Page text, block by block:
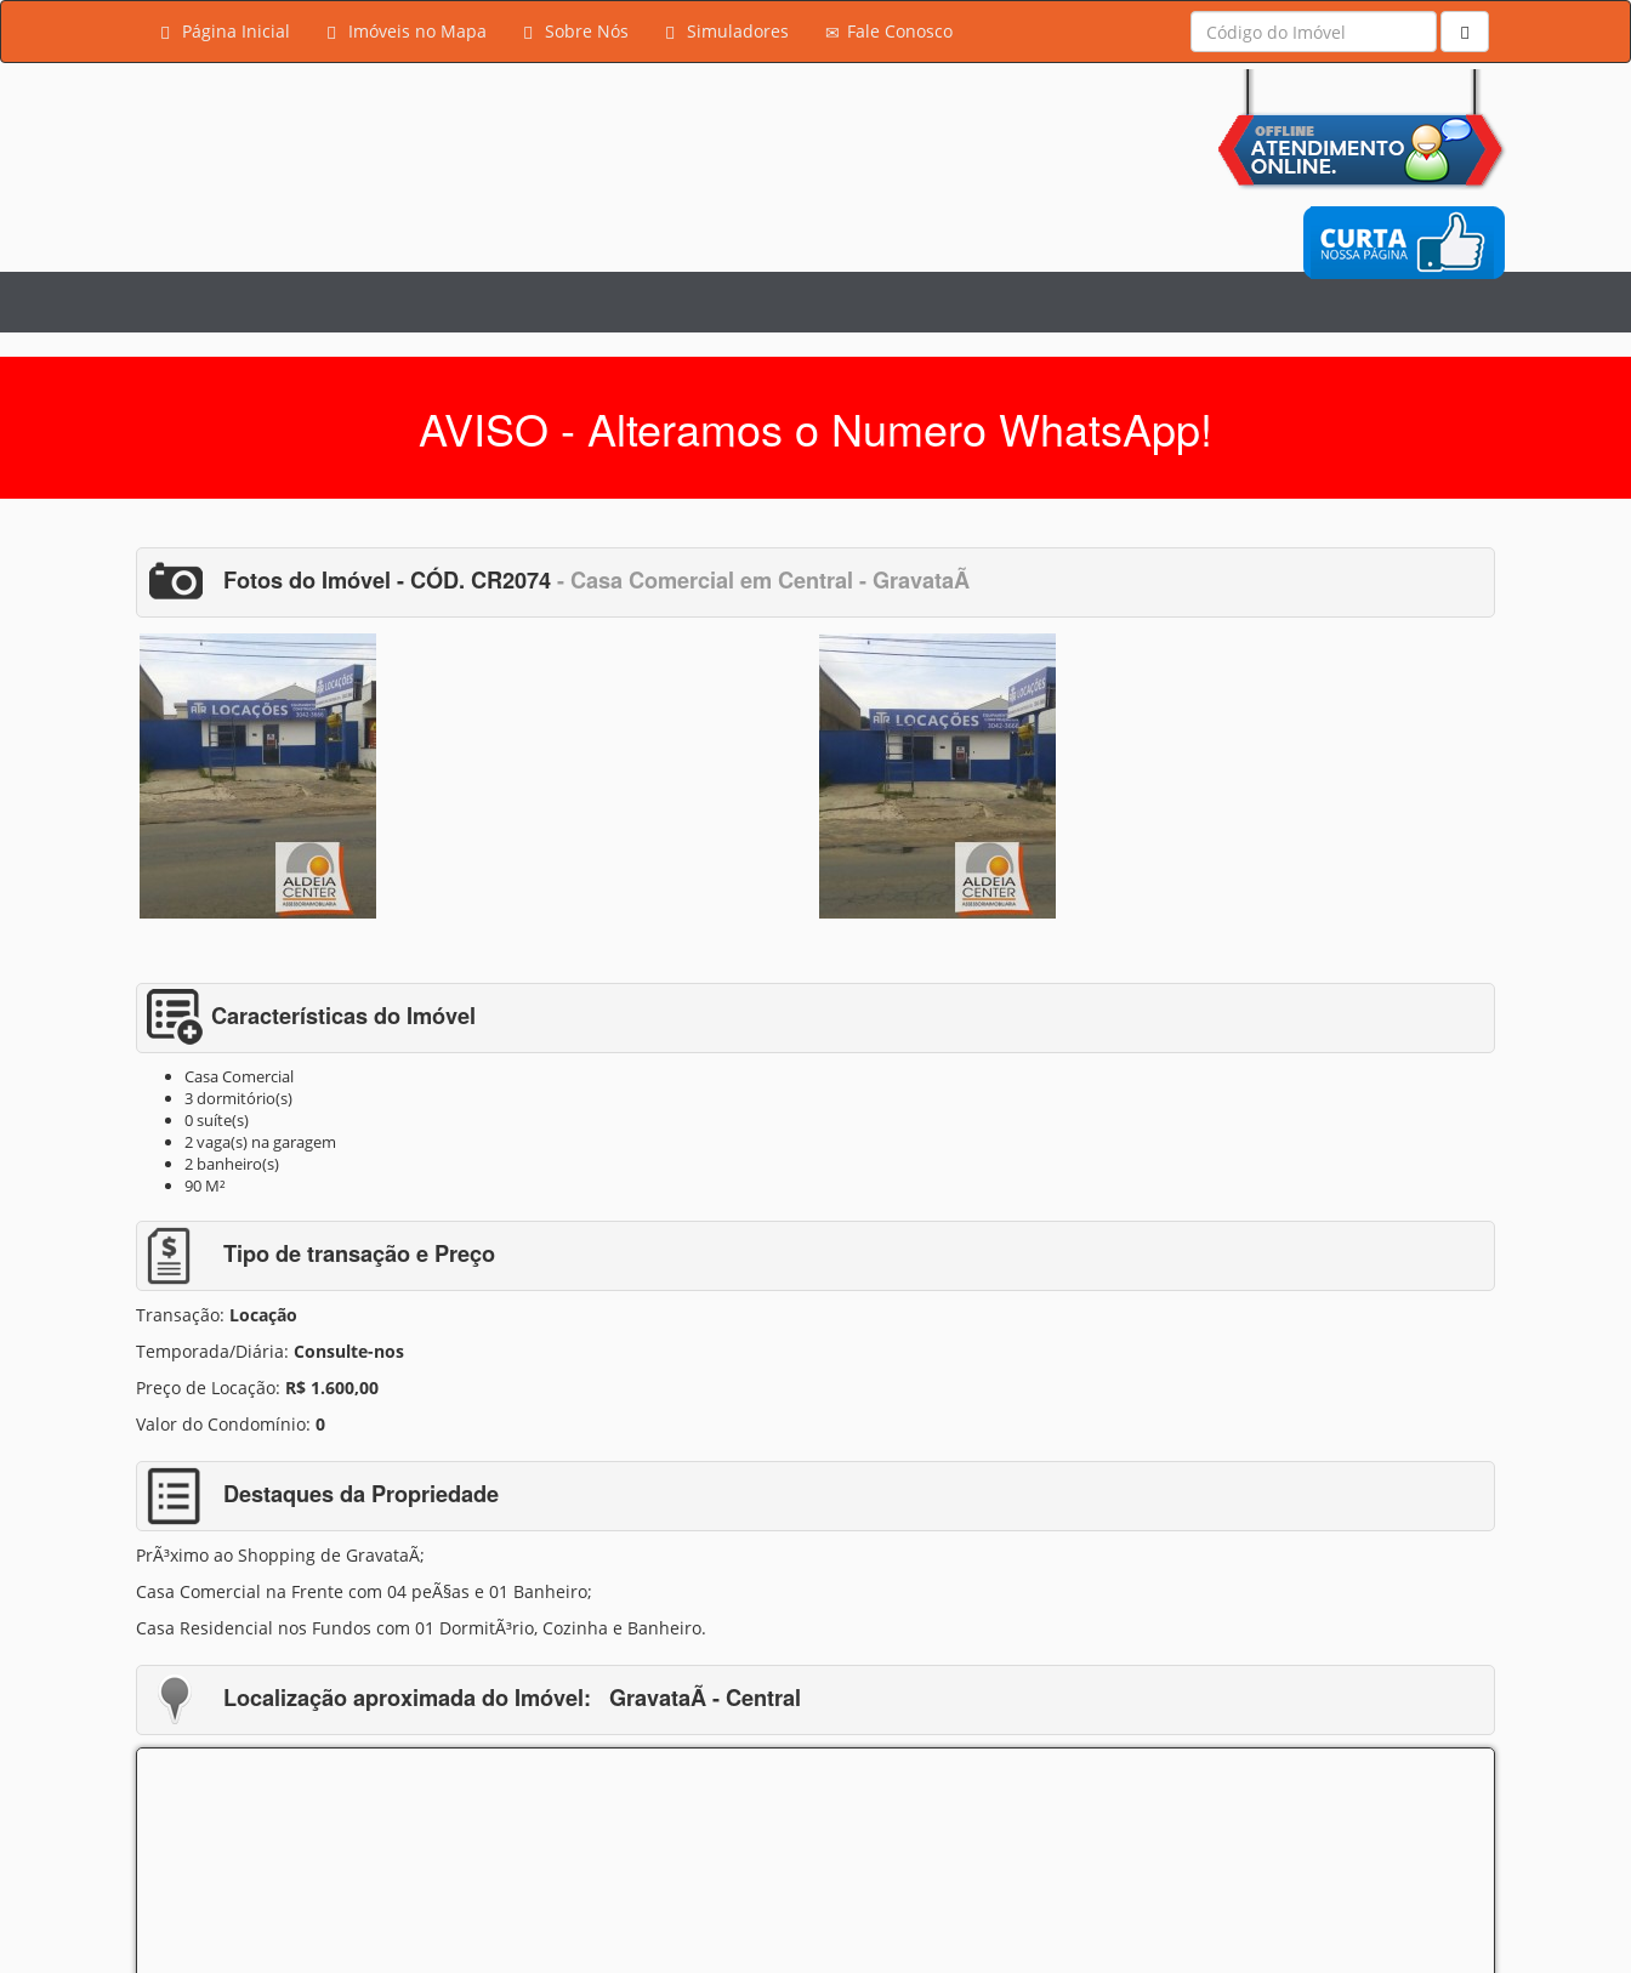
Página Inicial Imóveis no Mapa Sobre Nós Simuladores Fale Conosco
AVISO - Alteramos o Numero WhatsApp!
Fotos do Imóvel - CÓD. CR2074- Casa Comercial em Central - GravataÃ­
Características do Imóvel
Casa Comercial
3 dormitório(s)
0 suíte(s)
2 vaga(s) na garagem
2 banheiro(s)
90 M²
Tipo de transação e Preço
Transação: Locação
Temporada/Diária: Consulte-nos
Preço de Locação: R$ 1.600,00
Valor do Condomínio: 0
Destaques da Propriedade
PrÃ³ximo ao Shopping de GravataÃ­;
Casa Comercial na Frente com 04 peÃ§as e 01 Banheiro;
Casa Residencial nos Fundos com 01 DormitÃ³rio, Cozinha e Banheiro.
Localização aproximada do Imóvel: GravataÃ­ - Central